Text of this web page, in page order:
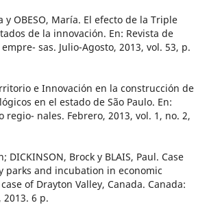
y OBESO, María. El efecto de la Triple
de la innovación. En: Revista de
sas. Julio-Agosto, 2013, vol. 53, p.
e Innovación en la construcción de
en el estado de São Paulo. En:
regio- nales. Febrero, 2013, vol. 1, no. 2,
DICKINSON, Brock y BLAIS, Paul. Case
parks and incubation in economic
of Drayton Valley, Canada. Canada:
6 p.